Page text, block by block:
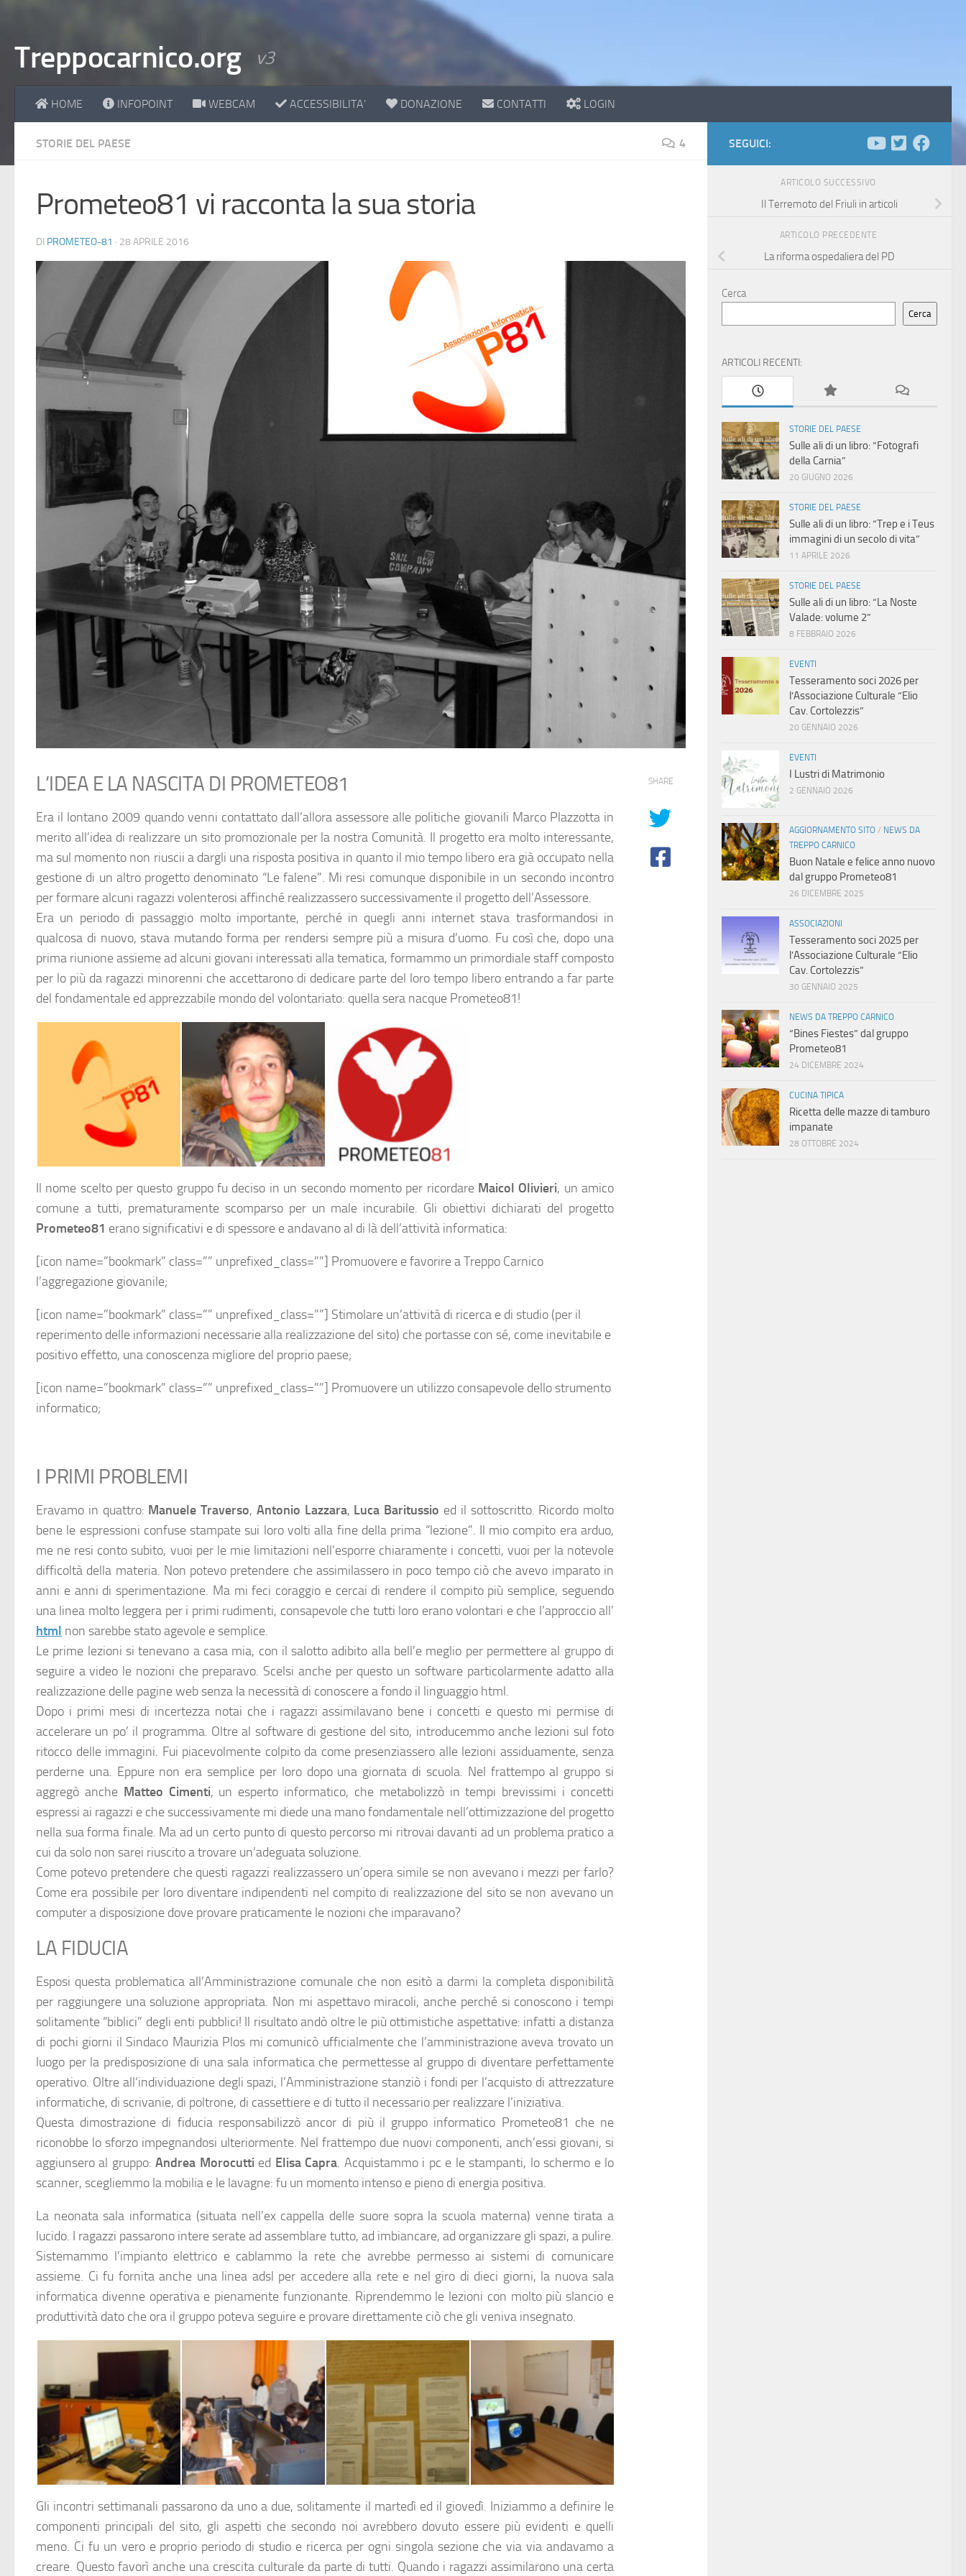
Treppocarnico.org v3
HOME INFOPOINT WEBCAM ACCESSIBILITA’ DONAZIONE CONTATTI LOGIN
STORIE DEL PAESE 4
Prometeo81 vi racconta la sua storia
DI PROMETEO-81 · 28 APRILE 2016
L’IDEA E LA NASCITA DI PROMETEO81
Era il lontano 2009 quando venni contattato dall’allora assessore alle politiche giovanili Marco Plazzotta in
merito all’idea di realizzare un sito promozionale per la nostra Comunità. Il progetto era molto interessante,
ma sul momento non riuscii a dargli una risposta positiva in quanto il mio tempo libero era già occupato nella
gestione di un altro progetto denominato “Le falene”. Mi resi comunque disponibile in un secondo incontro
per formare alcuni ragazzi volenterosi affinché realizzassero successivamente il progetto dell’Assessore.
Era un periodo di passaggio molto importante, perché in quegli anni internet stava trasformandosi in
qualcosa di nuovo, stava mutando forma per rendersi sempre più a misura d’uomo. Fu così che, dopo una
prima riunione assieme ad alcuni giovani interessati alla tematica, formammo un primordiale staff composto
per lo più da ragazzi minorenni che accettarono di dedicare parte del loro tempo libero entrando a far parte
del fondamentale ed apprezzabile mondo del volontariato: quella sera nacque Prometeo81!
Il logo originario di P81 altro non è che un richiamo alla “Falena” Maicol Olivieri Il suo spirito creativo ha contagiato tutti. E se oggi Prometeo81 esiste è anche grazie a Lui. Il nuovo logo rappresentato dalla falena stilizzata “moltitudo”
Il nome scelto per questo gruppo fu deciso in un secondo momento per ricordare Maicol Olivieri, un amico
comune a tutti, prematuramente scomparso per un male incurabile. Gli obiettivi dichiarati del progetto
Prometeo81 erano significativi e di spessore e andavano al di là dell’attività informatica:
[icon name=”bookmark” class=”” unprefixed_class=””] Promuovere e favorire a Treppo Carnico
l’aggregazione giovanile;
[icon name=”bookmark” class=”” unprefixed_class=””] Stimolare un’attività di ricerca e di studio (per il
reperimento delle informazioni necessarie alla realizzazione del sito) che portasse con sé, come inevitabile e
positivo effetto, una conoscenza migliore del proprio paese;
[icon name=”bookmark” class=”” unprefixed_class=””] Promuovere un utilizzo consapevole dello strumento
informatico;
I PRIMI PROBLEMI
Eravamo in quattro: Manuele Traverso, Antonio Lazzara, Luca Baritussio ed il sottoscritto. Ricordo molto
bene le espressioni confuse stampate sui loro volti alla fine della prima “lezione”. Il mio compito era arduo,
me ne resi conto subito, vuoi per le mie limitazioni nell’esporre chiaramente i concetti, vuoi per la notevole
difficoltà della materia. Non potevo pretendere che assimilassero in poco tempo ciò che avevo imparato in
anni e anni di sperimentazione. Ma mi feci coraggio e cercai di rendere il compito più semplice, seguendo
una linea molto leggera per i primi rudimenti, consapevole che tutti loro erano volontari e che l’approccio all’
html non sarebbe stato agevole e semplice.
Le prime lezioni si tenevano a casa mia, con il salotto adibito alla bell’e meglio per permettere al gruppo di
seguire a video le nozioni che preparavo. Scelsi anche per questo un software particolarmente adatto alla
realizzazione delle pagine web senza la necessità di conoscere a fondo il linguaggio html.
Dopo i primi mesi di incertezza notai che i ragazzi assimilavano bene i concetti e questo mi permise di
accelerare un po’ il programma. Oltre al software di gestione del sito, introducemmo anche lezioni sul foto
ritocco delle immagini. Fui piacevolmente colpito da come presenziassero alle lezioni assiduamente, senza
perderne una. Eppure non era semplice per loro dopo una giornata di scuola. Nel frattempo al gruppo si
aggregò anche Matteo Cimenti, un esperto informatico, che metabolizzò in tempi brevissimi i concetti
espressi ai ragazzi e che successivamente mi diede una mano fondamentale nell’ottimizzazione del progetto
nella sua forma finale. Ma ad un certo punto di questo percorso mi ritrovai davanti ad un problema pratico a
cui da solo non sarei riuscito a trovare un’adeguata soluzione.
Come potevo pretendere che questi ragazzi realizzassero un’opera simile se non avevano i mezzi per farlo?
Come era possibile per loro diventare indipendenti nel compito di realizzazione del sito se non avevano un
computer a disposizione dove provare praticamente le nozioni che imparavano?
LA FIDUCIA
Esposi questa problematica all’Amministrazione comunale che non esitò a darmi la completa disponibilità
per raggiungere una soluzione appropriata. Non mi aspettavo miracoli, anche perché si conoscono i tempi
solitamente “biblici” degli enti pubblici! Il risultato andò oltre le più ottimistiche aspettative: infatti a distanza
di pochi giorni il Sindaco Maurizia Plos mi comunicò ufficialmente che l’amministrazione aveva trovato un
luogo per la predisposizione di una sala informatica che permettesse al gruppo di diventare perfettamente
operativo. Oltre all’individuazione degli spazi, l’Amministrazione stanziò i fondi per l’acquisto di attrezzature
informatiche, di scrivanie, di poltrone, di cassettiere e di tutto il necessario per realizzare l’iniziativa.
Questa dimostrazione di fiducia responsabilizzò ancor di più il gruppo informatico Prometeo81 che ne
riconobbe lo sforzo impegnandosi ulteriormente. Nel frattempo due nuovi componenti, anch’essi giovani, si
aggiunsero al gruppo:Andrea Morocutti ed Elisa Capra. Acquistammo i pc e le stampanti, lo schermo e lo
scanner, scegliemmo la mobilia e le lavagne: fu un momento intenso e pieno di energia positiva.
La neonata sala informatica (situata nell’ex cappella delle suore sopra la scuola materna) venne tirata a
lucido. I ragazzi passarono intere serate ad assemblare tutto, ad imbiancare, ad organizzare gli spazi, a pulire.
Sistemammo l’impianto elettrico e cablammo la rete che avrebbe permesso ai sistemi di comunicare
assieme. Ci fu fornita anche una linea adsl per accedere alla rete e nel giro di dieci giorni, la nuova sala
informatica divenne operativa e pienamente funzionante. Riprendemmo le lezioni con molto più slancio e
produttività dato che ora il gruppo poteva seguire e provare direttamente ciò che gli veniva insegnato.
Il gruppo aveva libero accesso alla sala informatica. Non mancavano certo i momenti di tranquillità tra un compito e l’altro… Impossibile ricordasri tutto. Ecco quindi le istruzioni in caso di dubbi… La sala informatica a lavori ultimati…
Gli incontri settimanali passarono da uno a due, solitamente il martedì ed il giovedì. Iniziammo a definire le
componenti principali del sito, gli aspetti che secondo noi avrebbero dovuto essere più evidenti e quelli
meno. Ci fu un vero e proprio periodo di studio e ricerca per ogni singola sezione che via via andavamo a
creare. Questo favorì anche una crescita culturale da parte di tutti. Quando i ragazzi assimilarono una certa
SHARE
SEGUICI:
ARTICOLO SUCCESSIVO
Il Terremoto del Friuli in articoli
ARTICOLO PRECEDENTE
La riforma ospedaliera del PD
Cerca
Cerca
ARTICOLI RECENTI:
STORIE DEL PAESE
Sulle ali di un libro: “Fotografi
della Carnia”
20 GIUGNO 2026
STORIE DEL PAESE
Sulle ali di un libro: “Trep e i Teus
immagini di un secolo di vita”
11 APRILE 2026
STORIE DEL PAESE
Sulle ali di un libro: “La Noste
Valade: volume 2”
8 FEBBRAIO 2026
EVENTI
Tesseramento soci 2026 per
l’Associazione Culturale “Elio
Cav. Cortolezzis”
20 GENNAIO 2026
EVENTI
I Lustri di Matrimonio
2 GENNAIO 2026
AGGIORNAMENTO SITO / NEWS DA
TREPPO CARNICO
Buon Natale e felice anno nuovo
dal gruppo Prometeo81
26 DICEMBRE 2025
ASSOCIAZIONI
Tesseramento soci 2025 per
l’Associazione Culturale “Elio
Cav. Cortolezzis”
30 GENNAIO 2025
NEWS DA TREPPO CARNICO
“Bines Fiestes” dal gruppo
Prometeo81
24 DICEMBRE 2024
CUCINA TIPICA
Ricetta delle mazze di tamburo
impanate
28 OTTOBRE 2024